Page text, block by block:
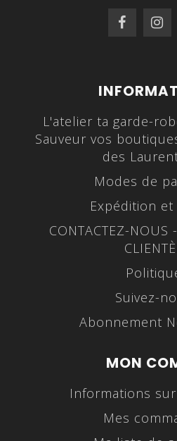
L'atelier ta garde-
Sauveur vos
des
Modes de
Expédition
CONTACTEZ-NOUS
Suivez-
Abonnement
MON
Informations
Mes